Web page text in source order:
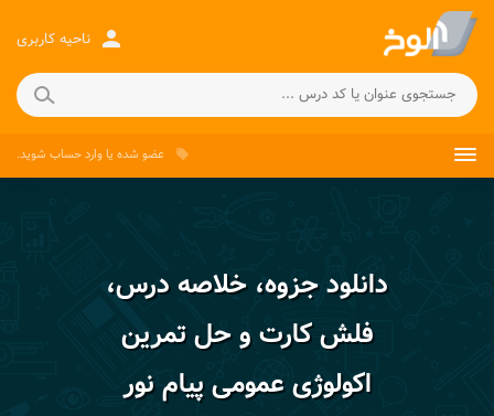
person ناحیه کاربری
local_offer عضو شده یاوارد حساب شوید.
دانلود جزوه، خلاصه درس،
فلش کارت و حل تمرین
اکولوژی عمومی پیام نور